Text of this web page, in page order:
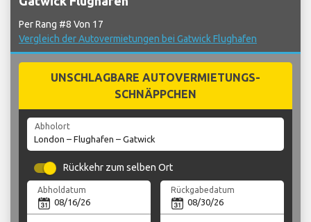
Per Rang #8 Von 17
Vergleich der Autovermietungen bei Gatwick Flughafen
UNSCHLAGBARE AUTOVERMIETUNGS-
SCHNÄPPCHEN
Abholort
Rückkehr zum selben Ort
Abholdatum Rückgabedatum